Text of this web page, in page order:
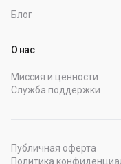
Блог
О нас
Миссия и ценности
Служба поддержки
Публичная оферта
Политика